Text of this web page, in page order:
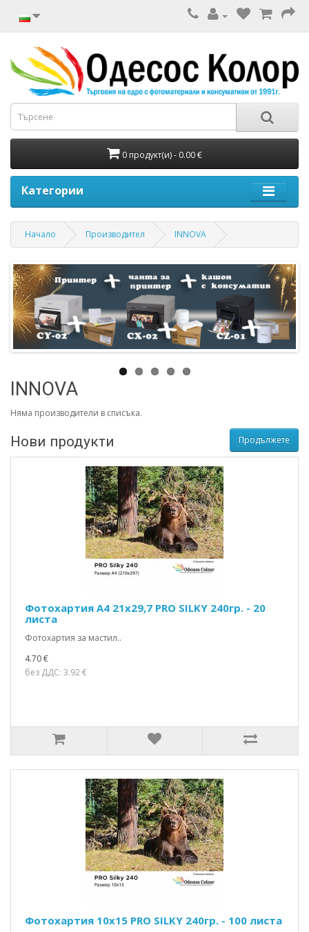
0 продукт(и) - 0.00 €
Категории
Начало Производител INNOVA
INNOVA
Няма производители в списъка.
Продължете
Нови продукти
Фотохартия A4 21х29,7 PRO SILKY 240гр. - 20
листа
Фотохартия за мастил..
4.70 €
без ДДС: 3.92 €
Фотохартия 10x15 PRO SILKY 240гр. - 100 листа